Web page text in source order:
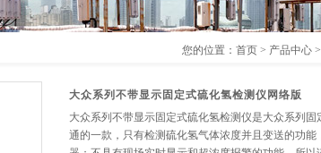
您的位置： 首页> 产品中心>
大众系列不带显示固定式硫化氢检测仪网络版
大众系列不带显示固定式硫化氢检测仪是大众系列
通的一款，只有检测硫化氢气体浓度并且变送的功能